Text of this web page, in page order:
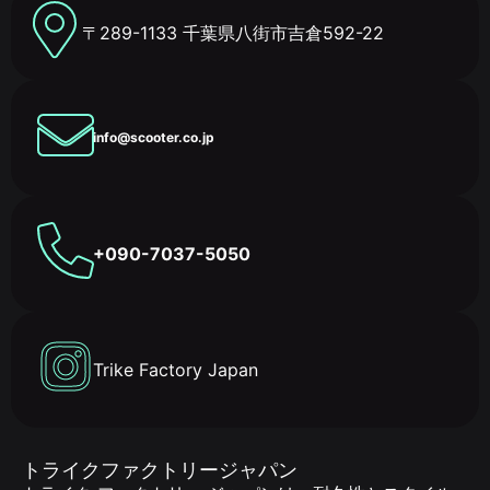
〒289-1133 千葉県八街市吉倉592-22
info@scooter.co.jp
+090-7037-5050
Trike Factory Japan
トライクファクトリージャパン